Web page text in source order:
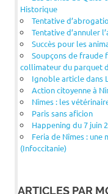
Historique
Tentative
Tentative d’annuler
Succès pour les
Soupçons de fraude
collimateur du parquet
Ignoble article dans
Action citoyenne à
Nîmes : les
Paris sans aficion
Happening du 7 juin
Feria de Nîmes :
(Infoccitanie)
ARTICLES PAR